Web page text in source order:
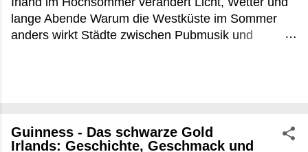
lange Abende Warum die Westküste im Sommer
anders wirkt Städte zwischen Pubmusik und
Straße, aus einem offenen Küchenfenster roch es
Guinness - Das schwarze Gold
Irlands: Geschichte, Geschmack und